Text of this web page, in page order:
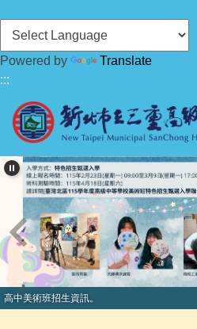
到
主
要
內
容
區
Powered by
Translate
:::
高中美術班招生資訊。